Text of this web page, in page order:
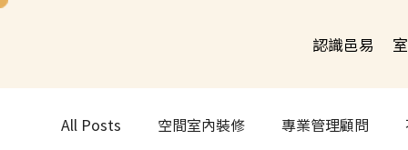
認識邑易
All Posts 空間室內裝修 專業管理顧問